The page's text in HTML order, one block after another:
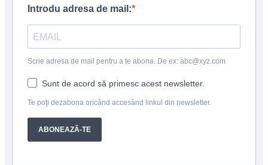
Introdu adresa de mail:
Scrie adresa de mail pentru a te abona. De ex: abc@xyz.com
Sunt de acord să primesc acest newsletter.
Te poți dezabona oricând accesând linkul din newsletter.
ABONEAZĂ-TE